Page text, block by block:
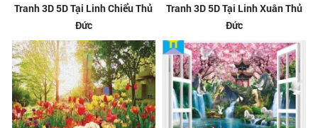
Tranh 3D 5D Tại Linh Chiểu Thủ
Đức
Tranh 3D 5D Tại Linh Xuân Thủ
Đức